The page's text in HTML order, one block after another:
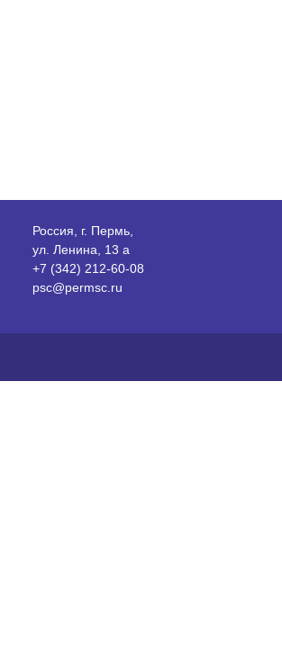
Россия, г. Пермь,
ул. Ленина, 13 а
+7 (342) 212-60-08
psc@permsc.ru